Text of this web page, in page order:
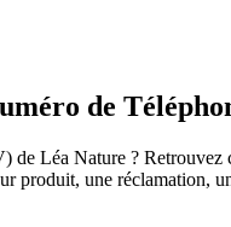
de
de Léa Nature ?
produit, une réclamation,